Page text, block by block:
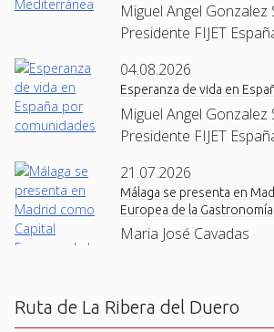
Miguel Angel Gonzalez
Presidente FIJET
04.08.2026
Esperanza de vida en
Miguel Angel Gonzalez
Presidente FIJET
21.07.2026
Málaga se presenta en
Europea de la Gastronomía
Maria José Cavadas
Ruta de La Ribera del Duero